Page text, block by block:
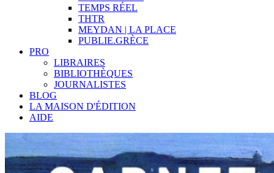
TEMPS RÉEL
THTR
MEYDAN | LA PLACE
PUBLIE.GRÈCE
PRO
LIBRAIRES
BIBLIOTHÈQUES
JOURNALISTES
BLOG
LA MAISON D'ÉDITION
AIDE